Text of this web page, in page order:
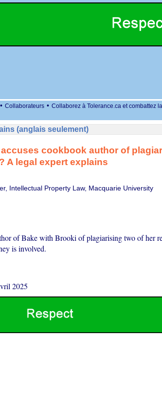
• Collaborateurs • Collaborez à Tolerance.ca et combattez
(anglais seulement)
cookbook author of
A legal expert explains
Intellectual Property Law, Macquarie University
of Bake with Brooki of plagiarising two of her
is involved.
2025